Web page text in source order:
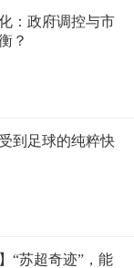
：政府调控与市
？
到足球的纯粹快
“苏超奇迹”，能